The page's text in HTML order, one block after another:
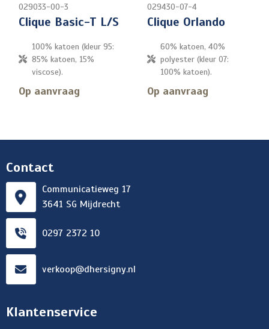
029033-00-3
Clique Basic-T L/S
100% katoen (kleur 95:
85% katoen, 15%
viscose).
Op aanvraag
029430-07-4
Clique Orlando
60% katoen, 40%
polyester (kleur 07:
100% katoen).
Op aanvraag
Contact
Communicatieweg 17
3641 SG Mijdrecht
0297 2372 10
verkoop@dhersigny.nl
Klantenservice